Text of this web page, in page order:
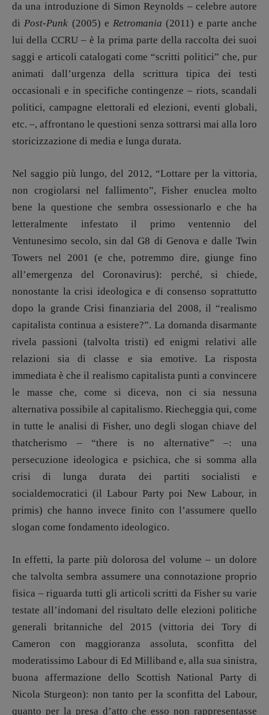
Recensioni
Primo Piano
Interviste
RUBRICHE
Archeologie del
presente
Fumetti
Libro & Film
Pulp for kids
DOSSIER
12 dicembre
Blade Runner 40
Editoria
Intelligenza Artificiale
Maestri sommersi
Pasolini 1922-2022
Psichedelia
Scienza
Stranimondi
Tornare a Ballard
Valerio Evangelisti
Vampirismi
Zong!
DIRETTRICE RESPONSABILE
REDAZIONE
Walter Catalano, Giuseppe Costigliola,
Anna da Re,Roberto Derobertis,Elio
Spallina,Roberto Sturm,Tania Tonin
CONTATTI
Case editrici e coordinamento
[eliovoyager@gmail.com]
Coordinamento Primo Piano:
Elisabetta Michielin
[michielin.elisabetta@gmail.com]
Coordinamento News in breve:
Anna da Re
da una introduzione di Simon Reynolds – celebre autore
diPost-Punk (2005) e Retromania (2011) e parte anche
lui della CCRU – è la prima parte della raccolta dei suoi
saggi e articoli catalogati come “scritti politici” che, pur
animati dall’urgenza della scrittura tipica dei testi
occasionali e in specifiche contingenze – riots, scandali
politici, campagne elettorali ed elezioni, eventi globali,
etc. –, affrontano le questioni senza sottrarsi mai alla loro
storicizzazione di media e lunga durata.
Nel saggio più lungo, del 2012, “Lottare per la vittoria,
non crogiolarsi nel fallimento”, Fisher enuclea molto
bene la questione che sembra ossessionarlo e che ha
letteralmente infestato il primo ventennio del
Ventunesimo secolo, sin dal G8 di Genova e dalle Twin
Towers nel 2001 (e che, potremmo dire, giunge fino
all’emergenza del Coronavirus): perché, si chiede,
nonostante la crisi ideologica e di consenso soprattutto
dopo la grande Crisi finanziaria del 2008, il “realismo
capitalista continua a esistere?”. La domanda disarmante
rivela passioni (talvolta tristi) ed enigmi relativi alle
relazioni sia di classe e sia emotive. La risposta
immediata è che il realismo capitalista punti a convincere
le masse che, come si diceva, non ci sia nessuna
alternativa possibile al capitalismo. Riecheggia qui, come
in tutte le analisi di Fisher, uno degli slogan chiave del
thatcherismo – “there is no alternative” –: una
persecuzione ideologica e psichica, che si somma alla
crisi di lunga durata dei partiti socialisti e
socialdemocratici (il Labour Party poi New Labour, in
primis) che hanno invece finito con l’assumere quello
slogan come fondamento ideologico.
In effetti, la parte più dolorosa del volume – un dolore
che talvolta sembra assumere una connotazione proprio
fisica – riguarda tutti gli articoli scritti da Fisher su varie
testate all’indomani del risultato delle elezioni politiche
generali britanniche del 2015 (vittoria dei Tory di
Cameron con maggioranza assoluta, sconfitta del
moderatissimo Labour di Ed Milliband e, alla sua sinistra,
buona affermazione dello Scottish National Party di
Nicola Sturgeon): non tanto per la sconfitta del Labour,
quanto per la presa d’atto che esso non rappresentasse